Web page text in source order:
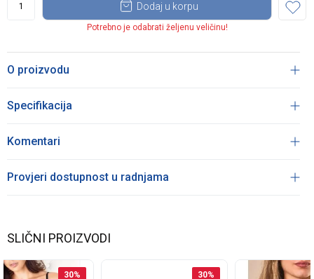
Dodaj u korpu
Potrebno je odabrati željenu veličinu!
O proizvodu
Specifikacija
Komentari
Provjeri dostupnost u radnjama
SLIČNI PROIZVODI
30% 30%